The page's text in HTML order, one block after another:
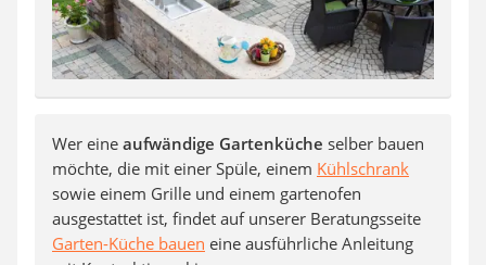
Wer eine aufwändige Gartenküche selber bauen
möchte, die mit einer Spüle, einem Kühlschrank
sowie einem Grille und einem gartenofen
ausgestattet ist, findet auf unserer Beratungsseite
Garten-Küche bauen eine ausführliche Anleitung